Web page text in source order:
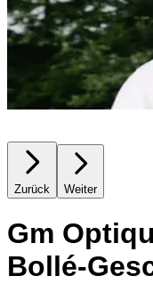
Zurück Weiter
Gm
Bollé-